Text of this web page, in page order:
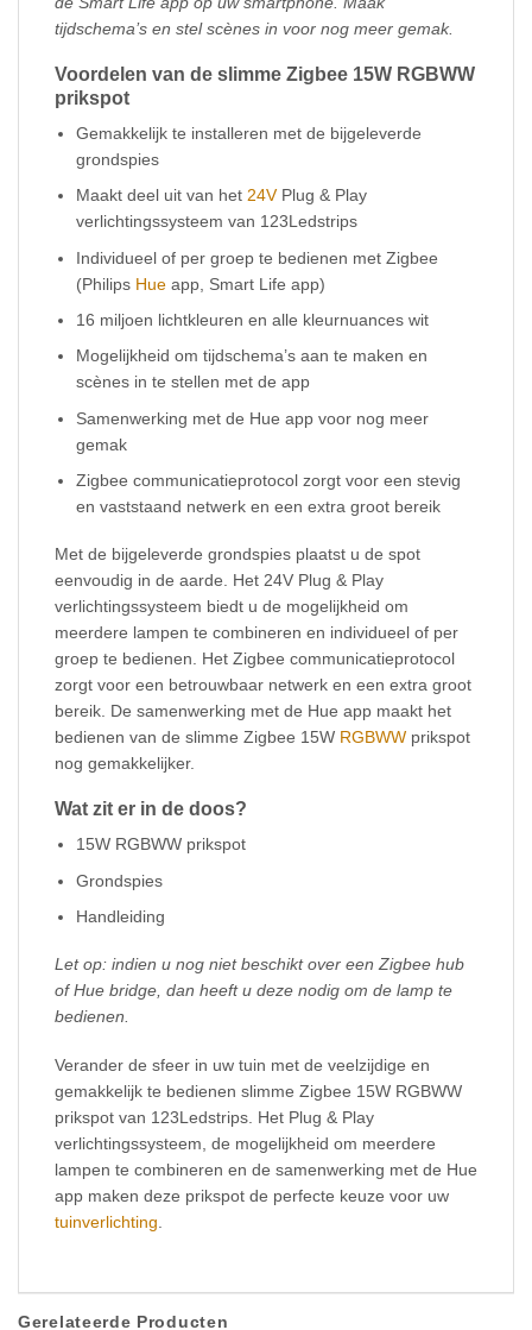
tijdschema’s en stel scènes in voor nog meer gemak.
Voordelen van de slimme Zigbee 15W RGBWW
prikspot
Gemakkelijk te installeren met de bijgeleverde
grondspies
Maakt deel uit van het 24VPlug & Play
verlichtingssysteem van 123Ledstrips
Individueel of per groep te bedienen met Zigbee
(Philips Hue app, Smart Life app)
16 miljoen lichtkleuren en alle kleurnuances wit
Mogelijkheid om tijdschema’s aan te maken en
scènes in te stellen met de app
Samenwerking met de Hue app voor nog meer
gemak
Zigbee communicatieprotocol zorgt voor een stevig
en vaststaand netwerk en een extra groot bereik
Met de bijgeleverde grondspies plaatst u de spot
eenvoudig in de aarde. Het 24V Plug & Play
verlichtingssysteem biedt u de mogelijkheid om
meerdere lampen te combineren en individueel of per
groep te bedienen. Het Zigbee communicatieprotocol
zorgt voor een betrouwbaar netwerk en een extra groot
bereik. De samenwerking met de Hue app maakt het
bedienen van de slimme Zigbee 15W RGBWW prikspot
nog gemakkelijker.
Wat zit er in de doos?
15W RGBWW prikspot
Grondspies
Handleiding
Let op: indien u nog niet beschikt over een Zigbee hub
of Hue bridge, dan heeft u deze nodig om de lamp te
bedienen.
Verander de sfeer in uw tuin met de veelzijdige en
gemakkelijk te bedienen slimme Zigbee 15W RGBWW
prikspot van 123Ledstrips. Het Plug & Play
verlichtingssysteem, de mogelijkheid om meerdere
lampen te combineren en de samenwerking met de Hue
app maken deze prikspot de perfecte keuze voor uw
tuinverlichting
Gerelateerde Producten